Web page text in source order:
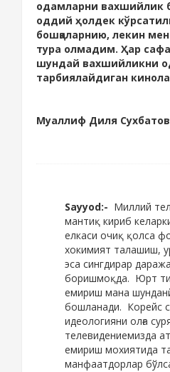
одамларни вахшийлик
оддий ҳолдек
бошқаларнию, лекин мен
тура олмадим. Ҳар
шундай вахшийликни
тарбиялайдиган
Муаллиф Диля
Sayyod:- Миллий
мантиқ кириб
елкаси очиқ қолса
хокимият талашиш,
эса сингдирар
боришмоқда. Юрт
емириш мана
бошланади. Корейс
идеологияни олға
телевидениемизда
емириш мохиятида
манфаатдорлар